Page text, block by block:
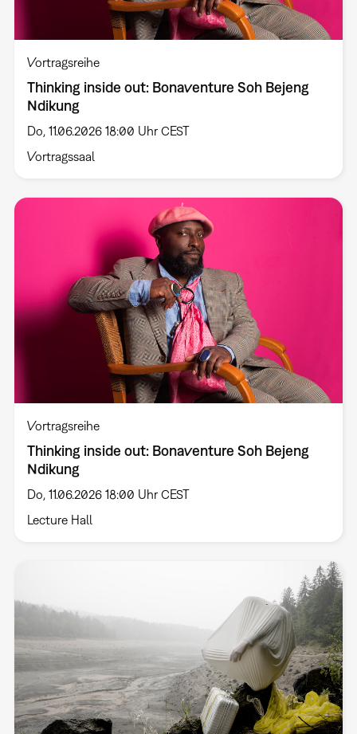
Vortragsreihe
Thinking inside out: Bonaventure Soh Bejeng
Ndikung
Do, 11.06.2026 18:00 Uhr CEST
Vortragssaal
Vortragsreihe
Thinking inside out: Bonaventure Soh Bejeng
Ndikung
Do, 11.06.2026 18:00 Uhr CEST
Lecture Hall